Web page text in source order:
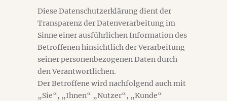
Diese Datenschutzerklärung dient der
Transparenz der Datenverarbeitung im
Sinne einer ausführlichen Information des
Betroffenen hinsichtlich der Verarbeitung
seiner personenbezogenen Daten durch
den Verantwortlichen.
Der Betroffene wird nachfolgend auch mit
„Sie“, „Ihnen“ „Nutzer“, „Kunde“